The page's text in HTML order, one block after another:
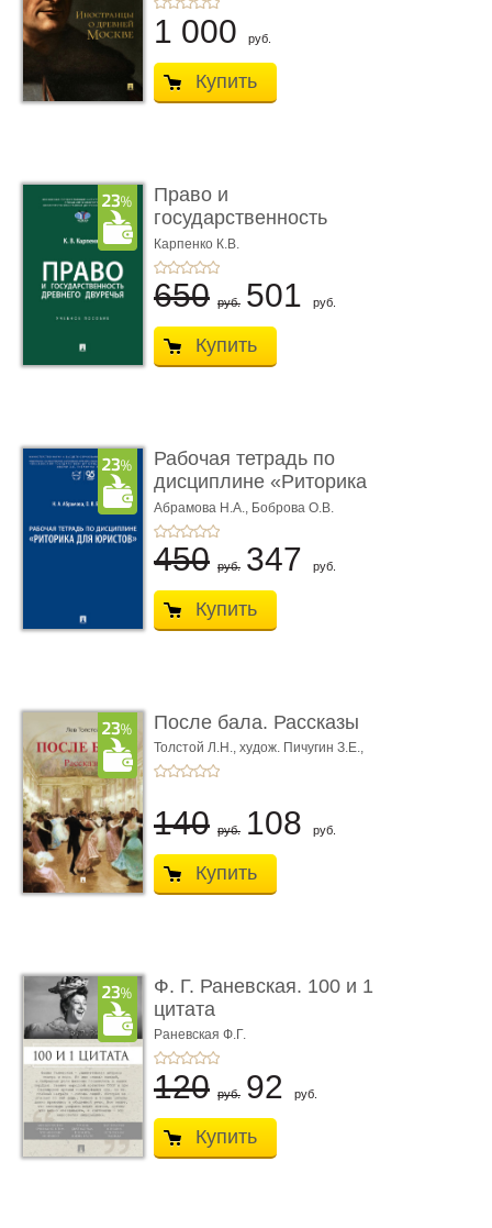
1 000 руб.
Купить
Право и
государственность
Древнего Двуречья. �
...
Карпенко К.В.
650 руб. 501 руб.
Купить
Рабочая тетрадь по
дисциплине «Риторика
для ю� ...
Абрамова Н.А., Боброва О.В.
450 руб. 347 руб.
Купить
После бала. Рассказы
Толстой Л.Н., худож. Пичугин З.Е.,
худож. Лебедев А.И.,
140 руб. 108 руб.
Купить
Ф. Г. Раневская. 100 и 1
цитата
Раневская Ф.Г.
120 руб. 92 руб.
Купить